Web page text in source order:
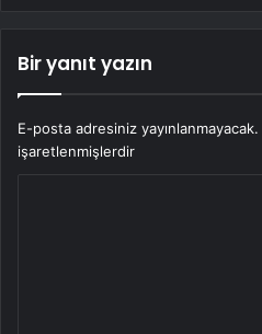
Bir yanıt yazın
E-posta adresiniz yayınlanmayacak.
işaretlenmişlerdir